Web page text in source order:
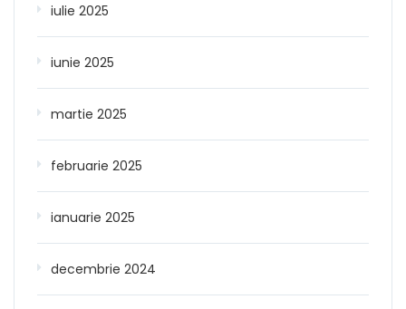
iulie 2025
iunie 2025
martie 2025
februarie 2025
ianuarie 2025
decembrie 2024